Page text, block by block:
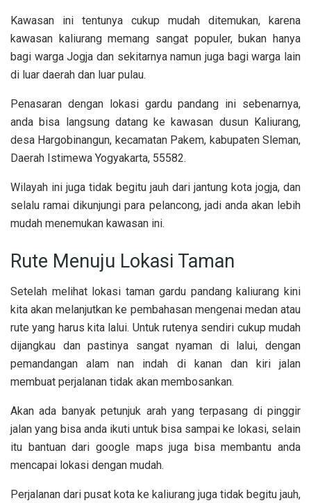
Kawasan ini tentunya cukup mudah ditemukan, karena
kawasan kaliurang memang sangat populer, bukan hanya
bagi warga Jogja dan sekitarnya namun juga bagi warga lain
di luar daerah dan luar pulau.
Penasaran dengan lokasi gardu pandang ini sebenarnya,
anda bisa langsung datang ke kawasan dusun Kaliurang,
desa Hargobinangun, kecamatan Pakem, kabupaten Sleman,
Daerah Istimewa Yogyakarta, 55582.
Wilayah ini juga tidak begitu jauh dari jantung kota jogja, dan
selalu ramai dikunjungi para pelancong, jadi anda akan lebih
mudah menemukan kawasan ini.
Rute Menuju Lokasi Taman
Setelah melihat lokasi taman gardu pandang kaliurang kini
kita akan melanjutkan ke pembahasan mengenai medan atau
rute yang harus kita lalui. Untuk rutenya sendiri cukup mudah
dijangkau dan pastinya sangat nyaman di lalui, dengan
pemandangan alam nan indah di kanan dan kiri jalan
membuat perjalanan tidak akan membosankan.
Akan ada banyak petunjuk arah yang terpasang di pinggir
jalan yang bisa anda ikuti untuk bisa sampai ke lokasi, selain
itu bantuan dari google maps juga bisa membantu anda
mencapai lokasi dengan mudah.
Perjalanan dari pusat kota ke kaliurang juga tidak begitu jauh,